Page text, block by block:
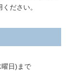
ださい。
日)まで